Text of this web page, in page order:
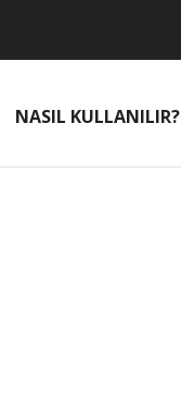
NASIL KULLANILIR?